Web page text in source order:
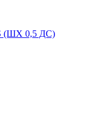
(ШХ 0,5 ДС)